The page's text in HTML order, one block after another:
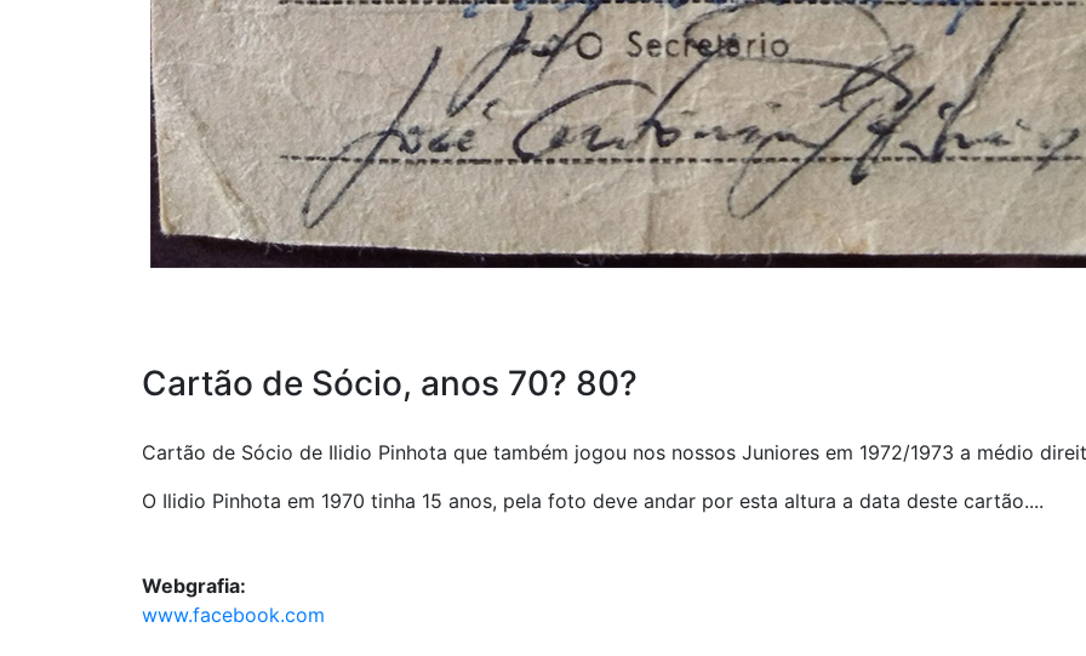
Cartão de Sócio, anos 70? 80?
Cartão de Sócio de Ilidio Pinhota que também jogou nos nossos Juniores em 1972/1973 a médio
O Ilidio Pinhota em 1970 tinha 15 anos, pela foto deve andar por esta altura a data deste cartão....
Webgrafia:
www.facebook.com